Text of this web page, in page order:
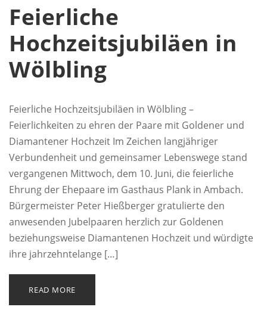
Feierliche
Hochzeitsjubiläen in
Wölbling
Feierliche Hochzeitsjubiläen in Wölbling –
Feierlichkeiten zu ehren der Paare mit Goldener und
Diamantener Hochzeit Im Zeichen langjähriger
Verbundenheit und gemeinsamer Lebenswege stand
vergangenen Mittwoch, dem 10. Juni, die feierliche
Ehrung der Ehepaare im Gasthaus Plank in Ambach.
Bürgermeister Peter Hießberger gratulierte den
anwesenden Jubelpaaren herzlich zur Goldenen
beziehungsweise Diamantenen Hochzeit und würdigte
ihre jahrzehntelange […]
READ MORE